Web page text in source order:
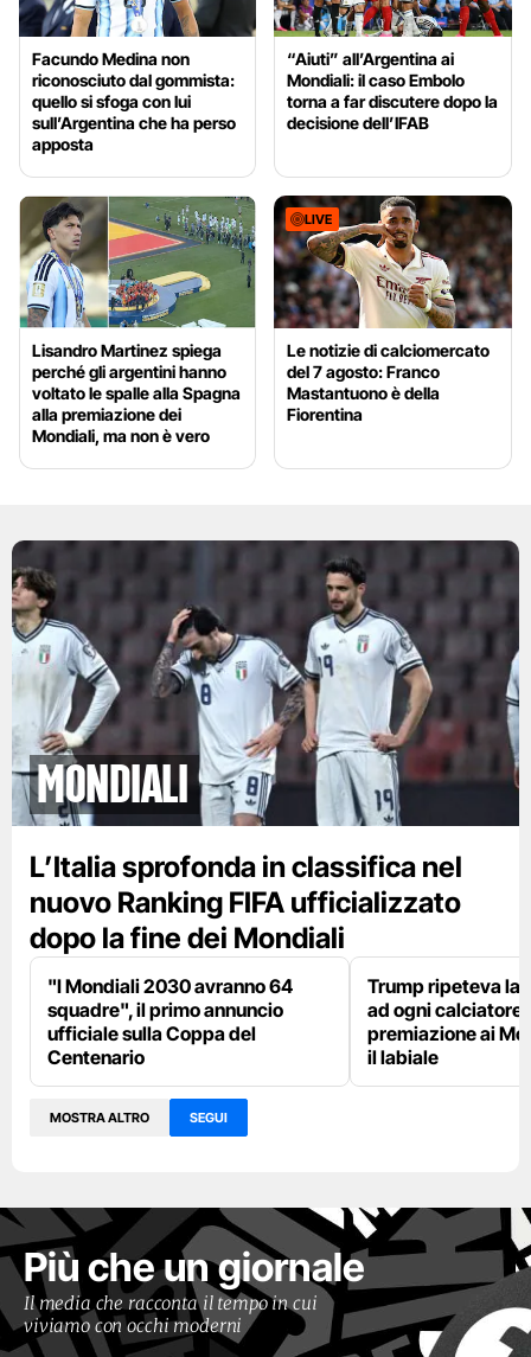
Facundo Medina non
riconosciuto dal gommista:
quello si sfoga con lui
sull’Argentina che ha perso
apposta
“Aiuti” all’Argentina ai
Mondiali: il caso Embolo
torna a far discutere dopo la
decisione dell’IFAB
Lisandro Martinez spiega
perché gli argentini hanno
voltato le spalle alla Spagna
alla premiazione dei
Mondiali, ma non è vero
LIVE
Le notizie di calciomercato
del 7 agosto: Franco
Mastantuono è della
Fiorentina
Mondiali
L’Italia sprofonda in classifica nel
nuovo Ranking FIFA ufficializzato
dopo la fine dei Mondiali
"I Mondiali 2030 avranno 64
squadre", il primo annuncio
ufficiale sulla Coppa del
Centenario
Trump ripeteva la
ad ogni calciatore
premiazione ai
il labiale
MOSTRA ALTRO SEGUI
Più che un giornale
Il media che racconta il tempo in cui
viviamo con occhi moderni